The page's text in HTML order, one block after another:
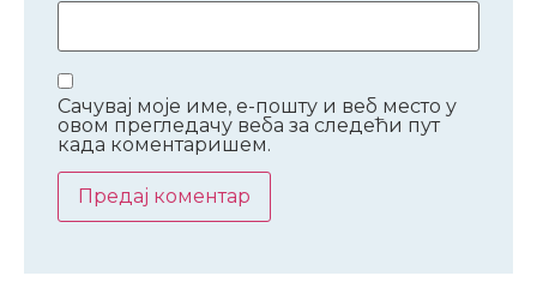
Сачувај моје име, е-пошту и веб место у
овом прегледачу веба за следећи пут
када коментаришем.